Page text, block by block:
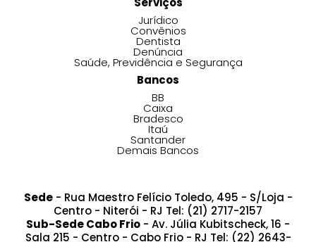
Jurídico
Convênios
Dentista
Denúncia
Saúde, Previdência e Segurança
Bancos
BB
Caixa
Bradesco
Itaú
Santander
Demais Bancos
Sede- Rua Maestro Felício Toledo, 495 - S/Loja -
Centro - Niterói - RJ Tel: (21) 2717-2157
Sub-Sede Cabo Frio - Av. Júlia Kubitscheck, 16 -
Sala 215 - Centro - Cabo Frio - RJ Tel: (22) 2643-